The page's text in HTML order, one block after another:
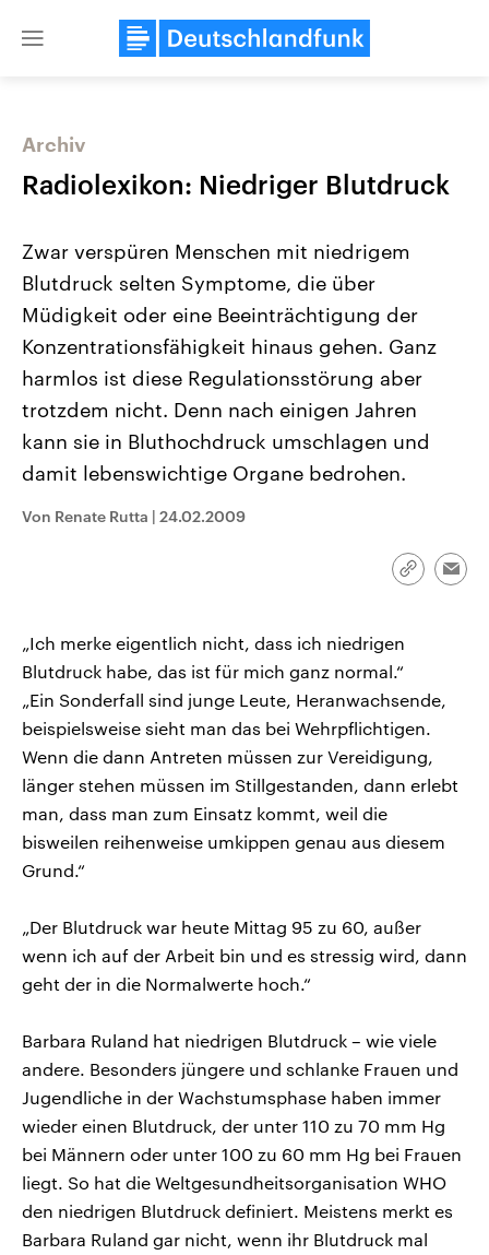
Close
Landtagswahl Sachsen-Anhalt
Alle Informationen
Sachsen-Anhalt wählt am 6.
September 2026 einen neuen
Landtag. Seit 2021 wird das
Bundesland von einer Koalition aus
Umfragen, Prognosen,
USA
Aktuelle Beiträge,
Hintergründe
Wirtschaftlich und
gehören die Vereinigten
den mächtigsten Ländern
mit großem Einfluss auf
Archiv
Radiolexikon: Niedriger Blutdruck
Zwar verspüren Menschen mit niedrigem
Blutdruck selten Symptome, die über
Müdigkeit oder eine Beeinträchtigung der
Konzentrationsfähigkeit hinaus gehen. Ganz
harmlos ist diese Regulationsstörung aber
trotzdem nicht. Denn nach einigen Jahren
kann sie in Bluthochdruck umschlagen und
damit lebenswichtige Organe bedrohen.
Von Renate Rutta | 24.02.2009
Link
„Ich merke eigentlich nicht, dass ich niedrigen
Blutdruck habe, das ist für mich ganz normal.“
„Ein Sonderfall sind junge Leute, Heranwachsende,
beispielsweise sieht man das bei Wehrpflichtigen.
Wenn die dann Antreten müssen zur Vereidigung,
länger stehen müssen im Stillgestanden, dann erlebt
man, dass man zum Einsatz kommt, weil die
bisweilen reihenweise umkippen genau aus diesem
Grund.“
„Der Blutdruck war heute Mittag 95 zu 60, außer
wenn ich auf der Arbeit bin und es stressig wird, dann
geht der in die Normalwerte hoch.“
Barbara Ruland hat niedrigen Blutdruck – wie viele
andere. Besonders jüngere und schlanke Frauen und
Jugendliche in der Wachstumsphase haben immer
wieder einen Blutdruck, der unter 110 zu 70 mm Hg
bei Männern oder unter 100 zu 60 mm Hg bei Frauen
liegt. So hat die Weltgesundheitsorganisation WHO
den niedrigen Blutdruck definiert. Meistens merkt es
Barbara Ruland gar nicht, wenn ihr Blutdruck mal